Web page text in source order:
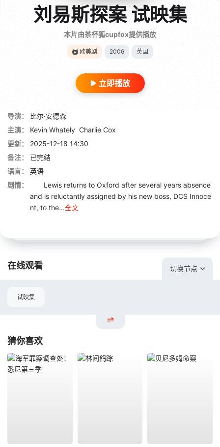
刘易斯探案 试映集
本片由茶杯狐cupfox提供播放
欧美剧 2006 英国
立即播放
导演：
比尔·安德森
主演：
Kevin Whately Charlie Cox
更新：
2025-12-18 14:30
备注：
已完结
语言：
英语
剧情：
Lewis returns to Oxford after several years absence
and is reluctantly assigned by his new boss, DCS Innoce
nt, to the...全文
在线观看 切换节点
试映集
猜你喜欢